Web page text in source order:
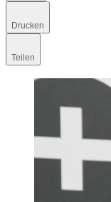
Drucken
Teilen